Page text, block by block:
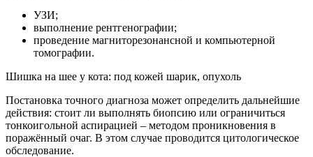
УЗИ;
выполнение рентгенографии;
проведение магниторезонансной и компьютерной
томографии.
Шишка на шее у кота: под кожей шарик, опухоль
Постановка точного диагноза может определить дальнейшие
действия: стоит ли выполнять биопсию или ограничиться
тонкоигольной аспирацией – методом проникновения в
поражённый очаг. В этом случае проводится цитологическое
обследование.